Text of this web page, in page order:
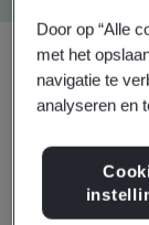
ISO
Door op “Alle
met het
navigatie te
analyseren en